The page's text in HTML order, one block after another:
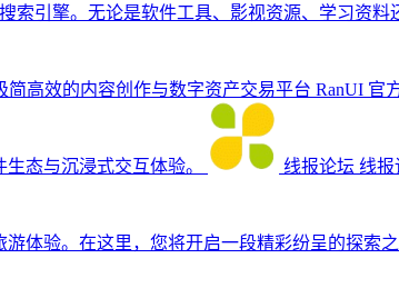
索引擎。无论是软件工具、影视资源、学习资料
简高效的内容创作与数字资产交易平台 RanUI 官
态与沉浸式交互体验。 线报论坛 线报
体验。在这里，您将开启一段精彩纷呈的探索